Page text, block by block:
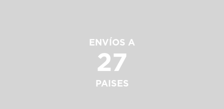
ENVÍOS A
27
PAISES